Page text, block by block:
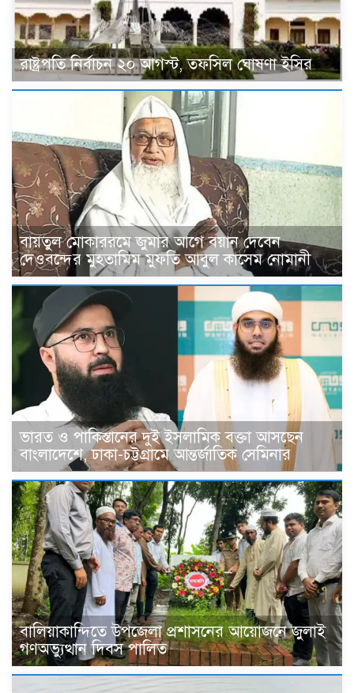
রাষ্ট্রপতি নির্বাচন ২০ আগস্ট, তফসিল ঘোষণা ইসির
বায়তুল মোকাররমে জুমার আগে বয়ান দেবেন
দেওবন্দের মুহতামিম মুফতি আবুল কাসেম নোমানী
ভারত ও পাকিস্তানের দুই ইসলামিক বক্তা আসছেন
বাংলাদেশে, ঢাকা-চট্টগ্রামে আন্তর্জাতিক সেমিনার
বালিয়াকান্দিতে উপজেলা প্রশাসনের আয়োজনে জুলাই
গণঅভ্যুত্থান দিবস পালিত